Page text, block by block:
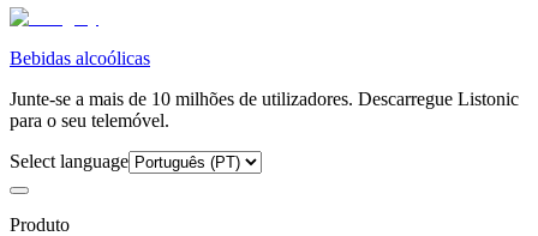
Bebidas alcoólicas
Junte-se a mais de 10 milhões de utilizadores. Descarregue Listonic
para o seu telemóvel.
Select language
Produto